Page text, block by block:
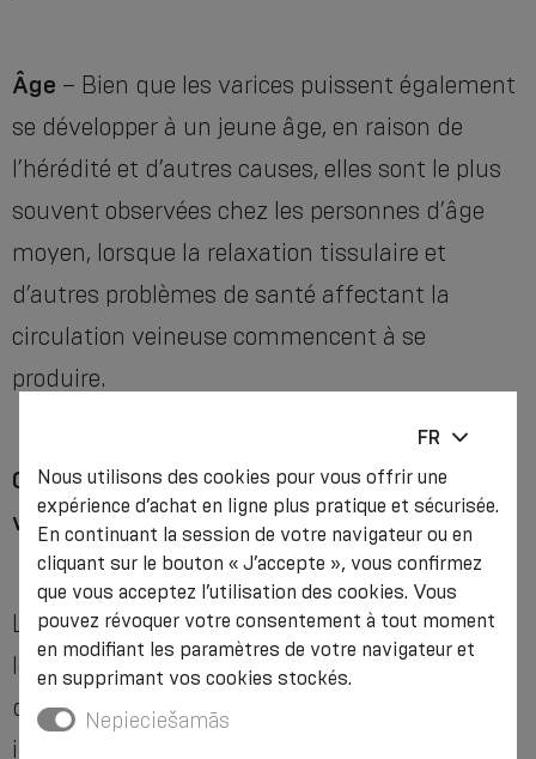
Âge – Bien que les varices puissent également
se développer à un jeune âge, en raison de
l’hérédité et d’autres causes, elles sont le plus
souvent observées chez les personnes d’âge
moyen, lorsque la relaxation tissulaire et
d’autres problèmes de santé affectant la
circulation veineuse commencent à se
produire.
Comment se développe la dilatation
veineuse ?
Les veines sont des vaisseaux sanguins par
lesquels le sang circule vers le coeur à travers
des valves spéciales. Si, pour diverses raisons,
ils ne sont pas en mesure d’exercer leur
FR
Nous utilisons des cookies pour vous offrir une
expérience d’achat en ligne plus pratique et sécurisée.
En continuant la session de votre navigateur ou en
cliquant sur le bouton « J’accepte », vous confirmez
que vous acceptez l’utilisation des cookies. Vous
pouvez révoquer votre consentement à tout moment
en modifiant les paramètres de votre navigateur et
en supprimant vos cookies stockés.
Nepieciešamās